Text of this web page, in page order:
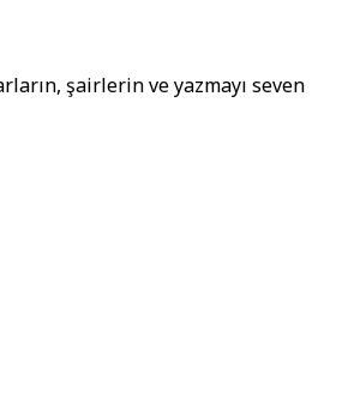
şairlerin ve yazmayı seven